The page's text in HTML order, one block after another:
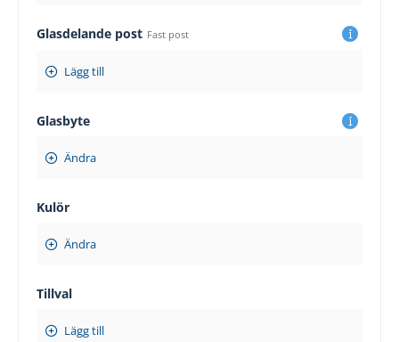
Glasdelande post Fast post
Lägg till
Glasbyte
Ändra
Kulör
Ändra
Tillval
Lägg till